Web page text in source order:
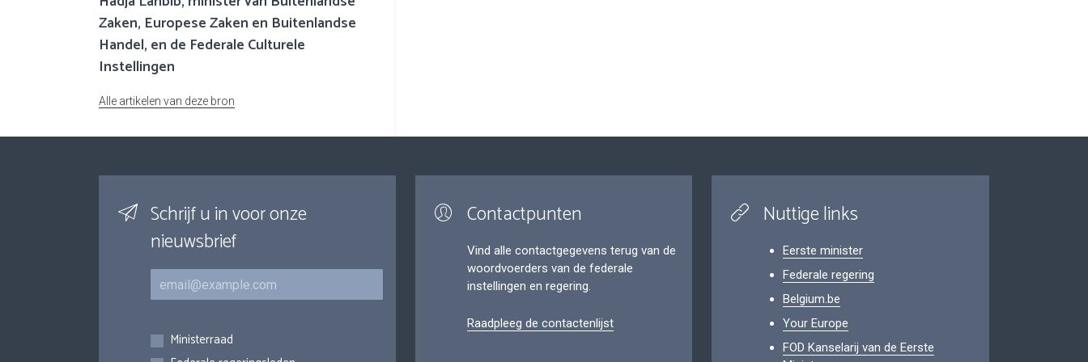
Zaken, Europese Zaken en Buitenlandse
Handel, en de Federale Culturele
Instellingen
Alle artikelen van deze bron
Schrijf u in voor onze
nieuwsbrief
E-mail
Inschrijvingen
Ministerraad
Contactpunten
Vind alle contactgegevens terug van de
woordvoerders van de federale
instellingen en regering.
Raadpleeg de contactenlijst
Nuttige links
Eerste minister
Federale regering
Belgium.be
Your Europe
FOD Kanselarij van de Eerste